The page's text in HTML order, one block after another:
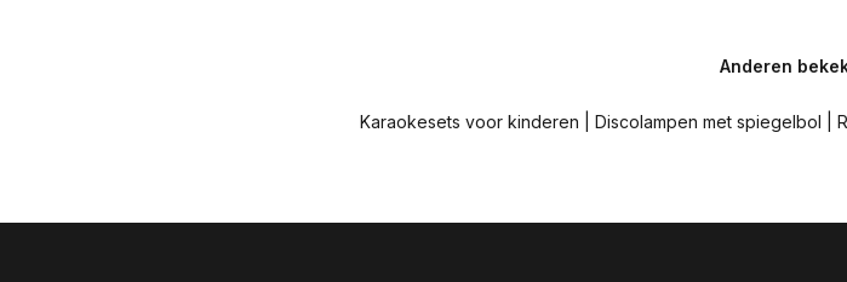
Anderen
Karaokesets voor kinderen |Discolampen met spiegelbol |